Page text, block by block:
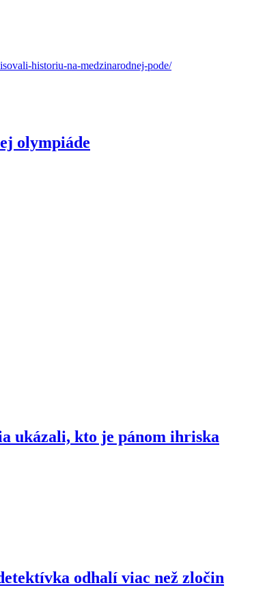
historiu-na-medzinarodnej-pode/
olympiáde
ukázali, kto je pánom ihriska
odhalí viac než zločin